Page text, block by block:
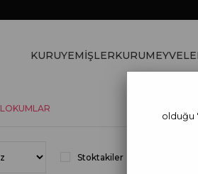
KURUYEMİŞLER
LOKUMLAR
Stoktakiler
olduğu